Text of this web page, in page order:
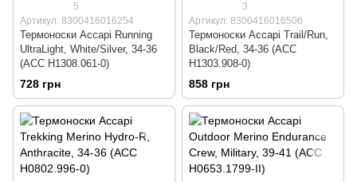
5
Артикул: 8300416016254
Термоноски Accapi Running
UltraLight, White/Silver, 34-36
(ACC H1308.061-0)
728 грн
3
Артикул: 8300416016506
Термоноски Accapi Trail/Run,
Black/Red, 34-36 (ACC
H1303.908-0)
858 грн